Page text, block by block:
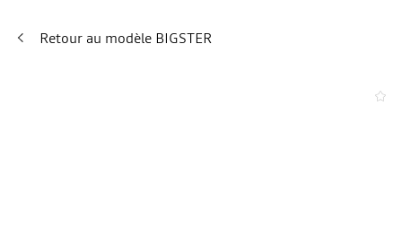
Retour au modèle BIGSTER